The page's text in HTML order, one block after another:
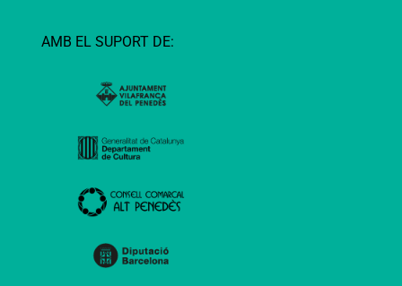
AMB EL SUPORT DE: